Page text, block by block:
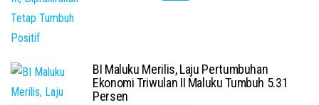
BI Maluku Merilis, Laju Pertumbuhan
Ekonomi Triwulan II Maluku Tumbuh 5.31
Persen